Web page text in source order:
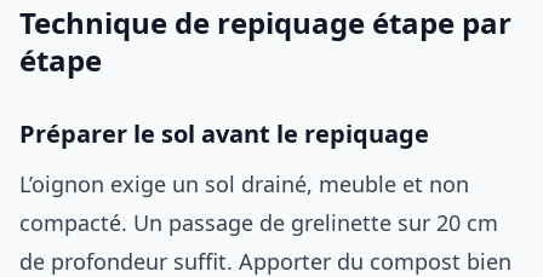
Technique de repiquage étape par
étape
Préparer le sol avant le repiquage
L’oignon exige un sol drainé, meuble et non
compacté. Un passage de grelinette sur 20 cm
de profondeur suffit. Apporter du compost bien